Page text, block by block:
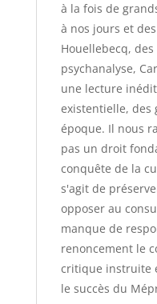
à la fois de
à nos jours et
Houellebecq,
psychanalyse,
une lecture
existentielle, des
époque. Il nous
pas un droit
conquête de la
s'agit de
opposer au
manque de
renoncement le
critique instruite
le succès du